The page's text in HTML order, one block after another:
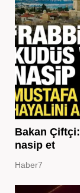
Bakan
nasip et
Haber7